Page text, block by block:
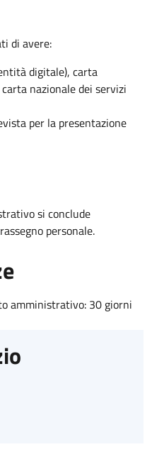
di avere:
digitale), carta
nazionale dei servizi
per la presentazione
si conclude
personale.
amministrativo: 30 giorni